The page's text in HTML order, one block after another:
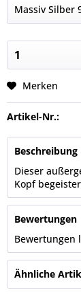
Merken
Artikel-Nr.:
Beschreibung
Dieser
Kopf
Bewertungen
Bewertungen
Ähnliche